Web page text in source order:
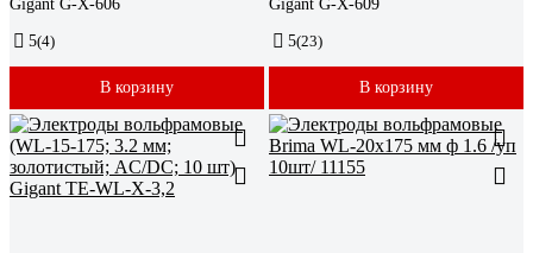
Gigant G-X-606
5(4)
В корзину
Gigant G-X-609
5(23)
В корзину